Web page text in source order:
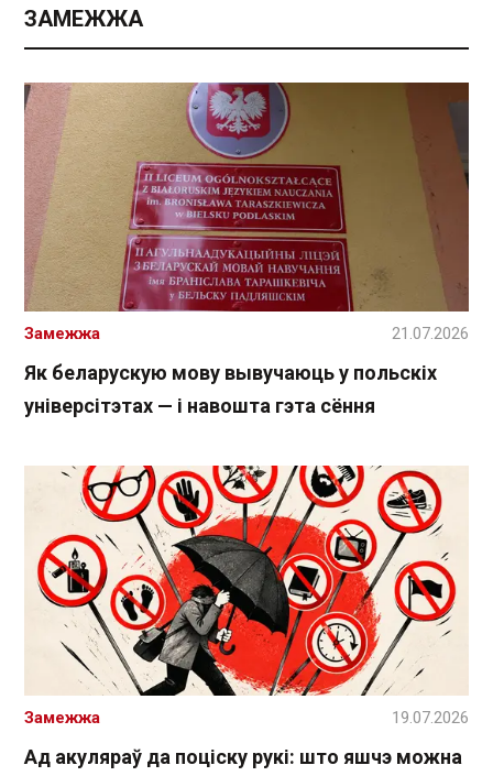
ЗАМЕЖЖА
Як беларускую мову вывучаюць у польскіх
універсітэтах — і навошта гэта сёння
Замежжа 21.07.2026
Ад акуляраў да поціску рукі: што яшчэ можна
Замежжа 19.07.2026